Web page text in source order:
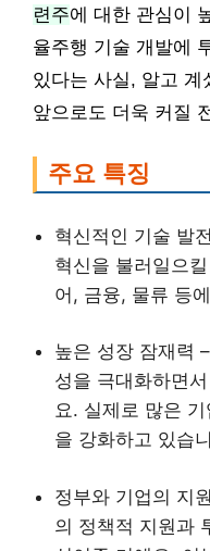
련주에 대한 관심이
율주행 기술 개발에
있다는 사실, 알고 계
앞으로도 더욱 커질
주요 특징
혁신적인 기술 발
혁신을 불러일으
어, 금융, 물류 등
높은 성장 잠재력
성을 극대화하면
요. 실제로 많은
을 강화하고 있습
정부와 기업의 지
의 정책적 지원과